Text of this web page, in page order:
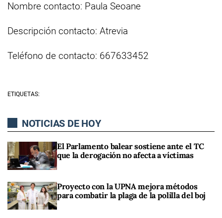
Nombre contacto: Paula Seoane
Descripción contacto: Atrevia
Teléfono de contacto: 667633452
ETIQUETAS:
NOTICIAS DE HOY
El Parlamento balear sostiene ante el TC
que la derogación no afecta a víctimas
Proyecto con la UPNA mejora métodos
para combatir la plaga de la polilla del boj